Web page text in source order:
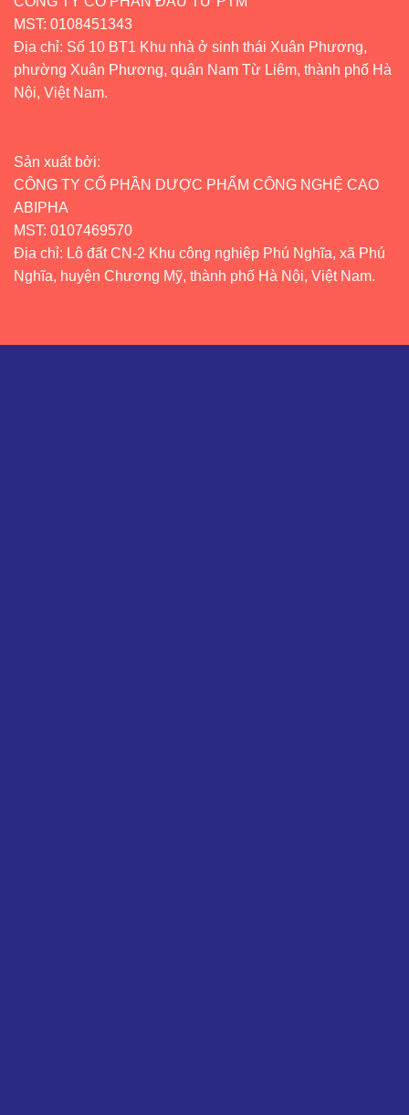
MST: 0108451343
Địa chỉ: Số 10 BT1 Khu nhà ở sinh thái Xuân Phương,
phường Xuân Phương, quận Nam Từ Liêm, thành phố Hà
Nội, Việt Nam.
Sản xuất bởi:
CÔNG TY CỔ PHẦN DƯỢC PHẨM CÔNG NGHỆ CAO
ABIPHA
MST: 0107469570
Địa chỉ: Lô đất CN-2 Khu công nghiệp Phú Nghĩa, xã Phú
Nghĩa, huyện Chương Mỹ, thành phố Hà Nội, Việt Nam.